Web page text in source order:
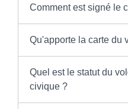
Comment est signé le
Qu'apporte la carte du
Quel est le statut du
civique ?